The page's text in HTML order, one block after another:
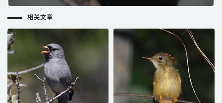
相关文章